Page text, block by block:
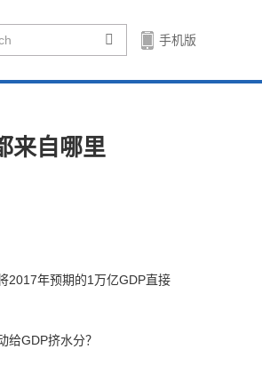
手机版
来自哪里
2017年预期的1万亿GDP直接
GDP挤水分？